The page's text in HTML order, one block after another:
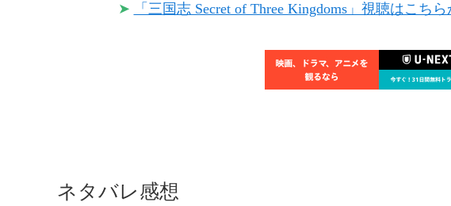
➤ 「三国志 Secret of Three Kingdoms」視聴はこち
ネタバレ感想